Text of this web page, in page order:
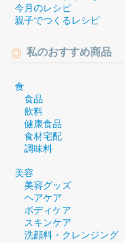
今月のレシピ
親子でつくるレシピ
私のおすすめ商品
食
食品
飲料
健康食品
食材宅配
調味料
美容
美容グッズ
ヘアケア
ボディケア
スキンケア
洗顔料・クレンジング